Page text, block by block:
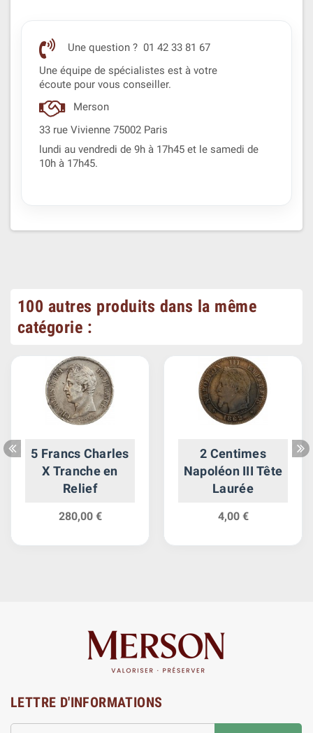
Une question ? 01 42 33 81 67
Une équipe de spécialistes est à votre
écoute pour vous conseiller.
Merson
33 rue Vivienne 75002 Paris
lundi au vendredi de 9h à 17h45 et le samedi de
10h à 17h45.
100 autres produits dans la même
catégorie :
5 Francs Charles
X Tranche en
Relief
280,00 €
2 Centimes
Napoléon III Tête
Laurée
4,00 €
LETTRE D'INFORMATIONS